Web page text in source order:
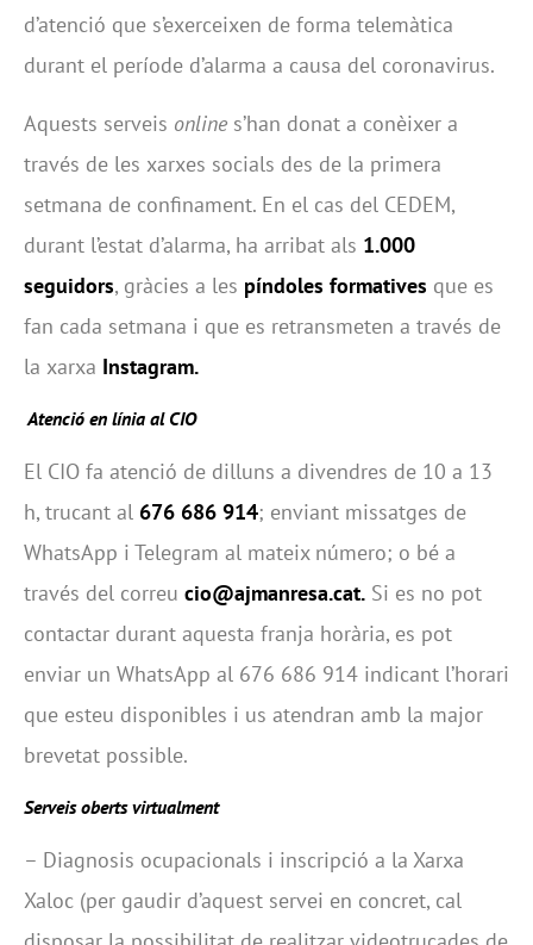
d’atenció que s’exerceixen de forma telemàtica
durant el període d’alarma a causa del coronavirus.
Aquests serveis online s’han donat a conèixer a
través de les xarxes socials des de la primera
setmana de confinament. En el cas del CEDEM,
durant l’estat d’alarma, ha arribat als 1.000
seguidors, gràcies a les píndoles formatives que es
fan cada setmana i que es retransmeten a través de
la xarxa Instagram.
Atenció en línia al CIO
El CIO fa atenció de dilluns a divendres de 10 a 13
h, trucant al 676 686 914; enviant missatges de
WhatsApp i Telegram al mateix número; o bé a
través del correu cio@ajmanresa.cat. Si es no pot
contactar durant aquesta franja horària, es pot
enviar un WhatsApp al 676 686 914 indicant l’horari
que esteu disponibles i us atendran amb la major
brevetat possible.
Serveis oberts virtualment
– Diagnosis ocupacionals i inscripció a la Xarxa
Xaloc (per gaudir d’aquest servei en concret, cal